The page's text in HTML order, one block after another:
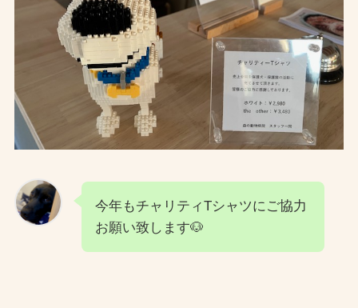
今年もチャリティTシャツにご協力
お願い致します🐶